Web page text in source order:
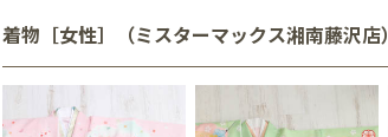
着物［女性］（ミスターマックス湘南藤沢店）